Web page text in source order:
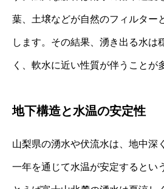
葉、土壌などが自然のフィルター
します。その結果、湧き出る水は
く、軟水に近い性質が伴うことが
地下構造と水温の安定性
山梨県の湧水や伏流水は、地中深
一年を通じて水温が安定するとい